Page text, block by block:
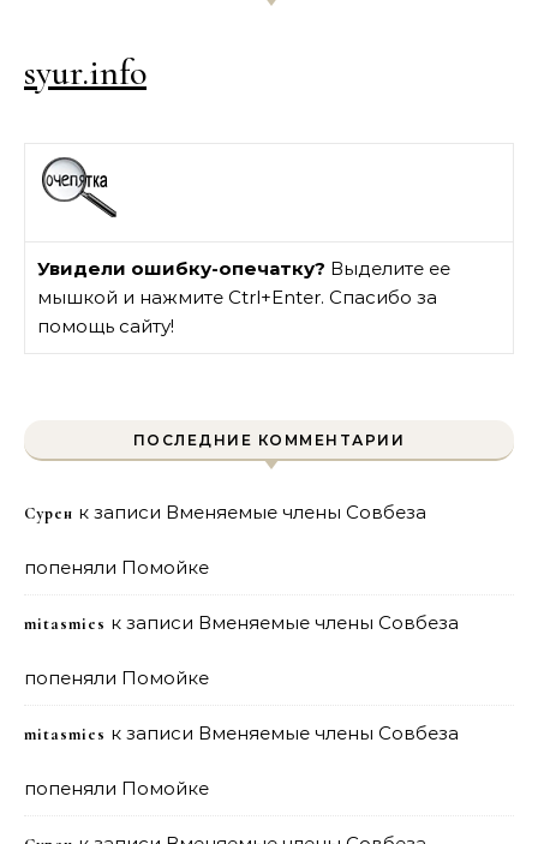
syur.info
Увидели ошибку-опечатку? Выделите ее
мышкой и нажмите Ctrl+Enter. Спасибо за
помощь сайту!
ПОСЛЕДНИЕ КОММЕНТАРИИ
Сурен к записи Вменяемые члены Совбеза
попеняли Помойке
mitasmies к записи Вменяемые члены Совбеза
попеняли Помойке
mitasmies к записи Вменяемые члены Совбеза
попеняли Помойке